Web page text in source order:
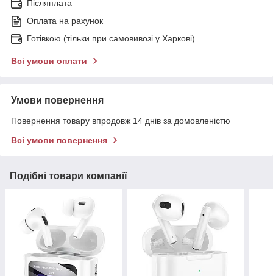
Післяплата
Оплата на рахунок
Готівкою (тільки при самовивозі у Харкові)
Всі умови оплати
Умови повернення
Повернення товару впродовж 14 днів за домовленістю
Всі умови повернення
Подібні товари компанії